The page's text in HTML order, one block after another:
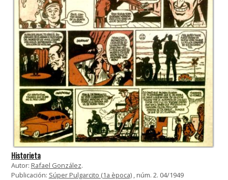
Historieta
Autor: Rafael González.
Publicación: Súper Pulgarcito (1a època), núm. 2. 04/1949